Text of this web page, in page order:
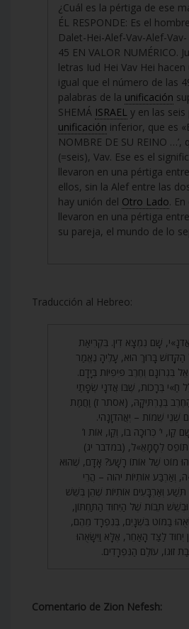
¿Cuál es la pértiga de ese
ÉL RESPONDE: Es el
Dalet-Hei-Alef-Vav-Alef-
45 EN VALOR NUMÉRICO.
letras Iud Hei Vav Hei
igual que el número de las
palabras de la unificación
SHEMÁ ISRAEL y en las seis
unificación inferior, que es
NOMBRE DE SU REINO …’,
(=seis), Vav. Ese es el
llevaron en una pértiga
ellos, sin la Alef entre las
hay unión del Otro Lado.
llevaron en una pértiga
su pareja, el mundo de lo
Traducción al Hebreo:
שָׁם נִמְצָא דִין. בִּקְרִיאַת
בָּרוּךְ הוּא, עָלֶיהָ נֶאֱמַר
בִּגְרוֹנָם וְחֶרֶב פִּיפִיּוֹת בְּיָדָם.
חַ»י בְּרָכוֹת, שֶׁבּוֹ אֲדֹנָי שְׂפָתַי
בְּנַרְתִּיקָהּ, (אסתר ז) וַחֲמַת
שֵׁמוֹת – יְאֲהֹדֹוָנָהי.
קַו, י’ כְּרוּכָה בוֹ, וְקַו, אוֹת ו’
לְסָמָאֵ»ל, (במדבר יג)
מוֹט שֶׁל אוֹתוֹ רָשָׁע? אָדָם, שֶׁהוּא
וְאַרְבַּע אוֹתִיּוֹת יהוה – הֲרֵי
תֵּשַׁע וְאַרְבָּעִים אוֹתִיּוֹת שֶׁהֵן בְּשֵׁשׁ
וּבְשֵׁשׁ תֵּבוֹת שֶׁל הַיִּחוּד הַתַּחְתּוֹן,
בַמּוֹט בִּשְׁנָיִם, בְּנִפְרָד מֵהֶם,
יִחוּד לַצַּד הָאַחֵר, אֶלָּא וַיִּשָּׂאֻהוּ
זוּגוֹ, עוֹלַם הַנִּפְרָדִים.
Comentario de Zion Nefesh: